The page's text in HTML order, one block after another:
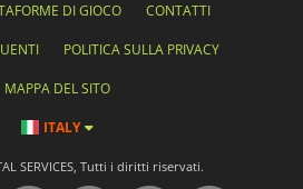
DI GIOCO CONTATTI
POLITICA SULLA PRIVACY
MAPPA DEL SITO
ITALY
SERVICES, Tutti i diritti riservati.